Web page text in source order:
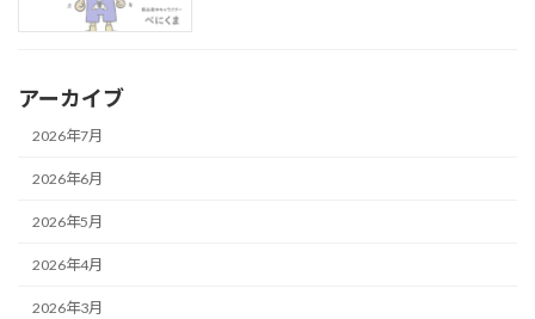
アーカイブ
2026年7月
2026年6月
2026年5月
2026年4月
2026年3月